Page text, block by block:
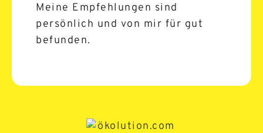
Meine Empfehlungen sind
persönlich und von mir für gut
befunden.